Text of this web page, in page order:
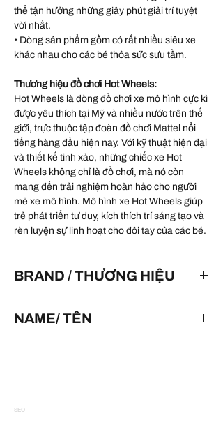
thể tận hưởng những giây phút giải trí tuyệt
vời nhất.
• Dòng sản phẩm gồm có rất nhiều siêu xe
khác nhau cho các bé thỏa sức sưu tầm.
Thương hiệu đồ chơi Hot Wheels:
Hot Wheels là dòng đồ chơi xe mô hình cực kì
được yêu thích tại Mỹ và nhiều nước trên thế
giới, trực thuộc tập đoàn đồ chơi Mattel nổi
tiếng hàng đầu hiện nay. Với kỹ thuật hiện đại
và thiết kế tinh xảo, những chiếc xe Hot
Wheels không chỉ là đồ chơi, mà nó còn
mang đến trải nghiệm hoàn hảo cho người
mê xe mô hình. Mô hình xe Hot Wheels giúp
trẻ phát triển tư duy, kích thích trí sáng tạo và
rèn luyện sự linh hoạt cho đôi tay của các bé.
BRAND / THƯƠNG HIỆU
NAME/ TÊN
SEO